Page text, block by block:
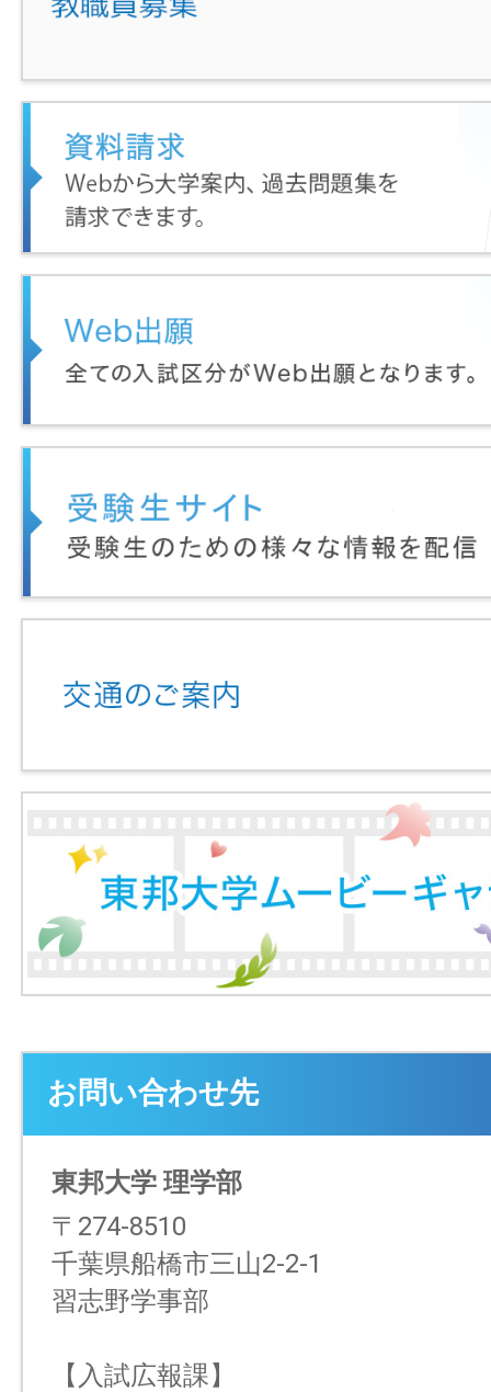
お問い合わせ先
東邦大学 理学部
〒274-8510
千葉県船橋市三山2-2-1
習志野学事部
【入試広報課】